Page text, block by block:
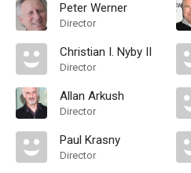
Peter Werner
Director
Christian I. Nyby II
Director
Allan Arkush
Director
Paul Krasny
Director